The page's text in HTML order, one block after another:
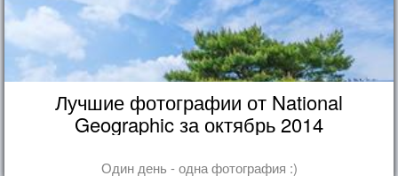
Лучшие фотографии от National
Geographic за октябрь 2014
Один день - одна фотография :)